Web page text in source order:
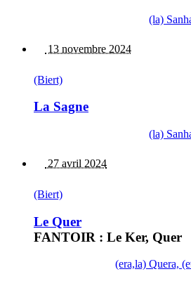
(la)
13 novembre 2024
(Biert)
La Sagne
(la)
27 avril 2024
(Biert)
Le Quer
FANTOIR : Le Ker, Quer
(era,la) Quera,